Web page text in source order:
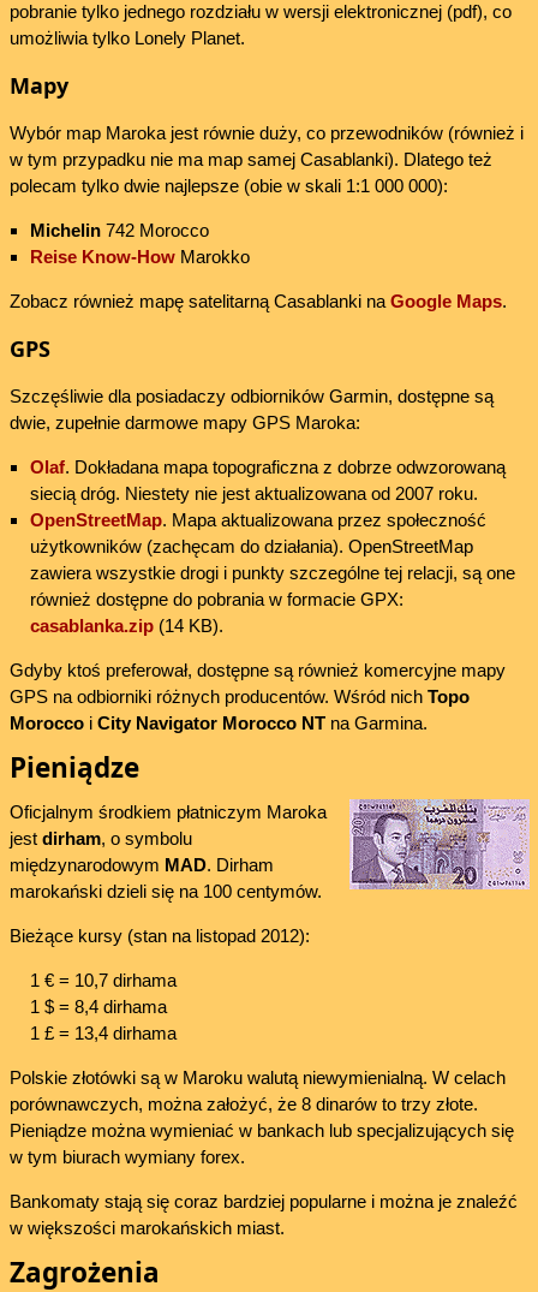
pobranie tylko jednego rozdziału w wersji elektronicznej (pdf), co
umożliwia tylko Lonely Planet.
Mapy
Wybór map Maroka jest równie duży, co przewodników (również i
w tym przypadku nie ma map samej Casablanki). Dlatego też
polecam tylko dwie najlepsze (obie w skali 1:1 000 000):
Michelin 742 Morocco
Reise Know-How Marokko
Zobacz również mapę satelitarną Casablanki na Google Maps.
GPS
Szczęśliwie dla posiadaczy odbiorników Garmin, dostępne są
dwie, zupełnie darmowe mapy GPS Maroka:
Olaf. Dokładana mapa topograficzna z dobrze odwzorowaną
siecią dróg. Niestety nie jest aktualizowana od 2007 roku.
OpenStreetMap. Mapa aktualizowana przez społeczność
użytkowników (zachęcam do działania). OpenStreetMap
zawiera wszystkie drogi i punkty szczególne tej relacji, są one
również dostępne do pobrania w formacie GPX:
casablanka.zip (14 KB).
Gdyby ktoś preferował, dostępne są również komercyjne mapy
GPS na odbiorniki różnych producentów. Wśród nich Topo
Moroccoi City Navigator Morocco NTna Garmina.
Pieniądze
Oficjalnym środkiem płatniczym Maroka
jest dirham, o symbolu
międzynarodowym MAD. Dirham
marokański dzieli się na 100 centymów.
Bieżące kursy (stan na listopad 2012):
1 € = 10,7 dirhama
1 $ = 8,4 dirhama
1 £ = 13,4 dirhama
Polskie złotówki są w Maroku walutą niewymienialną. W celach
porównawczych, można założyć, że 8 dinarów to trzy złote.
Pieniądze można wymieniać w bankach lub specjalizujących się
w tym biurach wymiany forex.
Bankomaty stają się coraz bardziej popularne i można je znaleźć
w większości marokańskich miast.
Zagrożenia